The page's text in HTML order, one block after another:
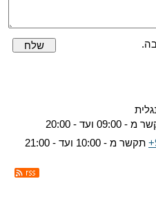
שלח
09:00 ועד - 20:00
תקשר מ - 10:00 ועד - 21:00